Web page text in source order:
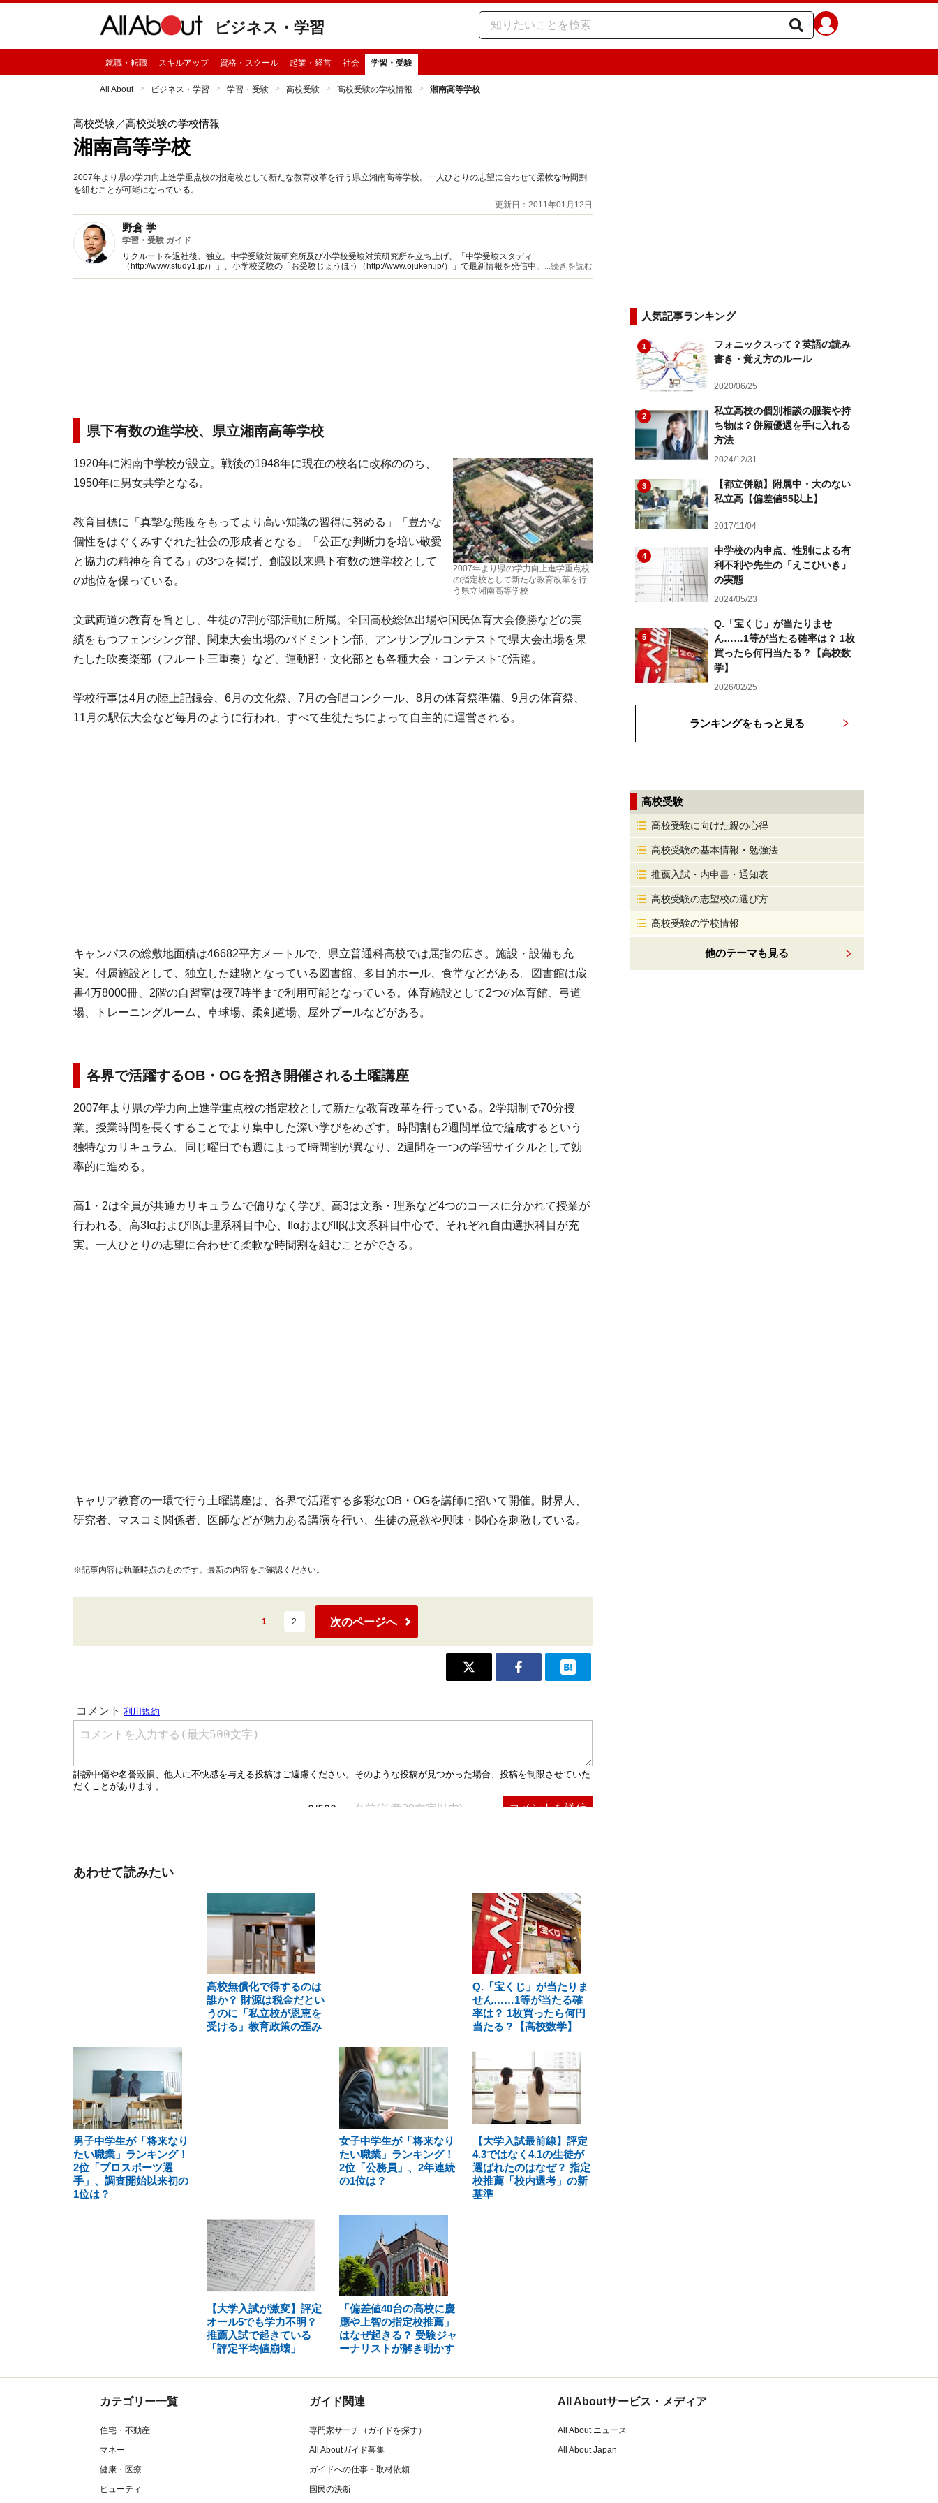
ビジネス・学習
就職・転職 スキルアップ 資格・スクール 起業・経営 社会 学習・受験
All About ビジネス・学習 学習・受験 高校受験 高校受験の学校情報 湘南高等学校
高校受験 ／高校受験の学校情報
湘南高等学校
2007年より県の学力向上進学重点校の指定校として新たな教育改革を行う県立湘南高等学校。一人ひとりの志望に合わせて柔軟な時間割
を組むことが可能になっている。
更新日：2011年01月12日
野倉 学
学習・受験 ガイド
リクルートを退社後、独立。中学受験対策研究所及び小学校受験対策研究所を立ち上げ、「中学受験スタディ
（http://www.study1.jp/）」、小学校受験の「お受験じょうほう（http://www.ojuken.jp/）」で最新情報を発信中。受験プロセ
スやその実態を把握したデータを基に受験家族、学校へアドバイスを行っています。
...続きを読む
県下有数の進学校、県立湘南高等学校
2007年より県の学力向上進学重点校
の指定校として新たな教育改革を行
う県立湘南高等学校
1920年に湘南中学校が設立。戦後の1948年に現在の校名に改称ののち、
1950年に男女共学となる。
教育目標に「真摯な態度をもってより高い知識の習得に努める」「豊かな
個性をはぐくみすぐれた社会の形成者となる」「公正な判断力を培い敬愛
と協力の精神を育てる」の3つを掲げ、創設以来県下有数の進学校として
の地位を保っている。
文武両道の教育を旨とし、生徒の7割が部活動に所属。全国高校総体出場や国民体育大会優勝などの実
績をもつフェンシング部、関東大会出場のバドミントン部、アンサンブルコンテストで県大会出場を果
たした吹奏楽部（フルート三重奏）など、運動部・文化部とも各種大会・コンテストで活躍。
学校行事は4月の陸上記録会、6月の文化祭、7月の合唱コンクール、8月の体育祭準備、9月の体育祭、
11月の駅伝大会など毎月のように行われ、すべて生徒たちによって自主的に運営される。
キャンパスの総敷地面積は46682平方メートルで、県立普通科高校では屈指の広さ。施設・設備も充
実。付属施設として、独立した建物となっている図書館、多目的ホール、食堂などがある。図書館は蔵
書4万8000冊、2階の自習室は夜7時半まで利用可能となっている。体育施設として2つの体育館、弓道
場、トレーニングルーム、卓球場、柔剣道場、屋外プールなどがある。
各界で活躍するOB・OGを招き開催される土曜講座
2007年より県の学力向上進学重点校の指定校として新たな教育改革を行っている。2学期制で70分授
業。授業時間を長くすることでより集中した深い学びをめざす。時間割も2週間単位で編成するという
独特なカリキュラム。同じ曜日でも週によって時間割が異なり、2週間を一つの学習サイクルとして効
率的に進める。
高1・2は全員が共通カリキュラムで偏りなく学び、高3は文系・理系など4つのコースに分かれて授業が
行われる。高3IαおよびIβは理系科目中心、IIαおよびIIβは文系科目中心で、それぞれ自由選択科目が充
実。一人ひとりの志望に合わせて柔軟な時間割を組むことができる。
キャリア教育の一環で行う土曜講座は、各界で活躍する多彩なOB・OGを講師に招いて開催。財界人、
研究者、マスコミ関係者、医師などが魅力ある講演を行い、生徒の意欲や興味・関心を刺激している。
※記事内容は執筆時点のものです。最新の内容をご確認ください。
1 2 次のページへ
あわせて読みたい
高校無償化で得するのは
誰か？ 財源は税金だとい
うのに「私立校が恩恵を
受ける」教育政策の歪み
Q.「宝くじ」が当たりま
せん……1等が当たる確
率は？ 1枚買ったら何円
当たる？【高校数学】
男子中学生が「将来なり
たい職業」ランキング！
2位「プロスポーツ選
手」、調査開始以来初の
1位は？
女子中学生が「将来なり
たい職業」ランキング！
2位「公務員」、2年連続
の1位は？
【大学入試最前線】評定
4.3ではなく4.1の生徒が
選ばれたのはなぜ？ 指定
校推薦「校内選考」の新
基準
【大学入試が激変】評定
オール5でも学力不明？
推薦入試で起きている
「評定平均値崩壊」
「偏差値40台の高校に慶
應や上智の指定校推薦」
はなぜ起きる？ 受験ジャ
ーナリストが解き明かす
人気記事ランキング
1
フォニックスって？英語の読み
書き・覚え方のルール
2020/06/25
2
私立高校の個別相談の服装や持
ち物は？併願優遇を手に入れる
方法
2024/12/31
3
【都立併願】附属中・大のない
私立高【偏差値55以上】
2017/11/04
4
中学校の内申点、性別による有
利不利や先生の「えこひいき」
の実態
2024/05/23
5
Q.「宝くじ」が当たりませ
ん……1等が当たる確率は？ 1枚
買ったら何円当たる？【高校数
学】
2026/02/25
ランキングをもっと見る
高校受験
高校受験に向けた親の心得
高校受験の基本情報・勉強法
推薦入試・内申書・通知表
高校受験の志望校の選び方
高校受験の学校情報
他のテーマも見る
カテゴリー一覧
住宅・不動産
マネー
健康・医療
ビューティ
ガイド関連
専門家サーチ（ガイドを探す）
All Aboutガイド募集
ガイドへの仕事・取材依頼
国民の決断
All Aboutサービス・メディア
All About ニュース
All About Japan